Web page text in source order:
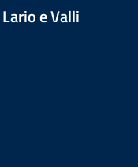
e Valli